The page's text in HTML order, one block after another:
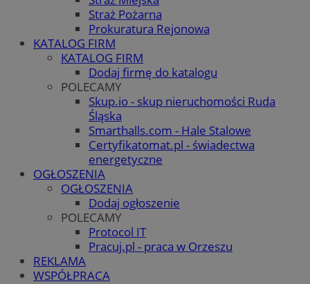
Straż Pożarna
Prokuratura Rejonowa
KATALOG FIRM
KATALOG FIRM
Dodaj firmę do katalogu
POLECAMY
Skup.io - skup nieruchomości Ruda
Śląska
Smarthalls.com - Hale Stalowe
Certyfikatomat.pl - świadectwa
energetyczne
OGŁOSZENIA
OGŁOSZENIA
Dodaj ogłoszenie
POLECAMY
Protocol IT
Pracuj.pl - praca w Orzeszu
REKLAMA
WSPÓŁPRACA